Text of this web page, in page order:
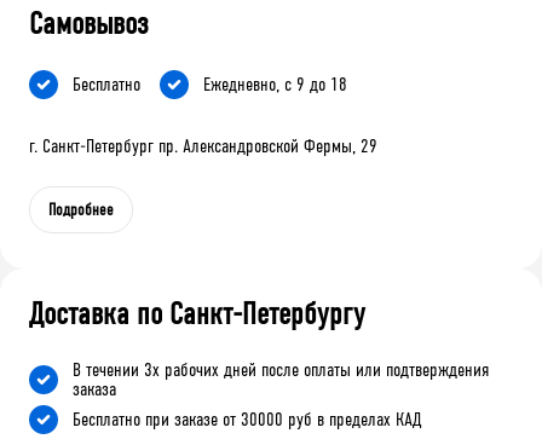
Самовывоз
Бесплатно Ежедневно, с 9 до 18
г. Санкт-Петербург пр. Александровской Фермы, 29
Подробнее
Доставка по Санкт-Петербургу
В течении 3х рабочих дней после оплаты или подтверждения
заказа
Бесплатно при заказе от 30000 руб в пределах КАД